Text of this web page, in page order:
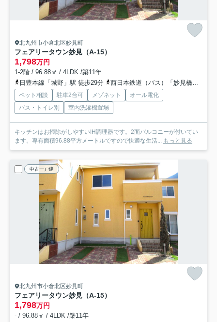
北九州市小倉北区妙見町
フェアリータウン妙見（A-15）
1,798万円
1-2階 / 96.88㎡ / 4LDK /築11年
日豊本線「城野」駅 徒歩29分
西日本鉄道（バス）「妙見橋（福岡県）」バス停下車 徒歩9分
ペット相談 駐車2台可 メゾネット
オール電化
バス・トイレ別
室内洗濯機置場
キッチンはお掃除がしやすいIH調理器です。2面バルコニーが付いてい
ます。専有面積96.88平方メートルですので快適な生活... もっと見る
中古一戸建
北九州市小倉北区妙見町
フェアリータウン妙見（A-15）
1,798万円
- / 96.88㎡ / 4LDK /築11年